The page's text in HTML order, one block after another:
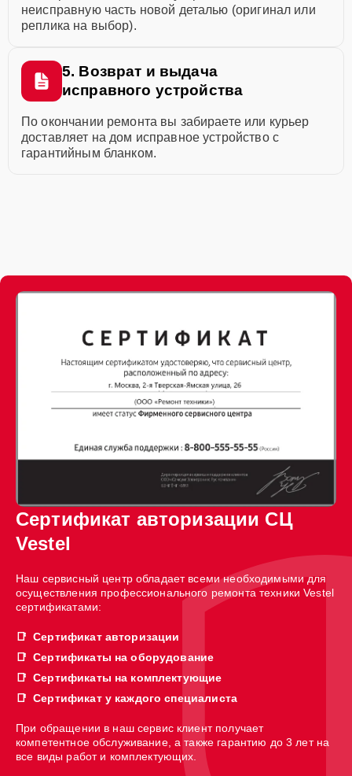
неисправную часть новой деталью (оригинал или
реплика на выбор).
5. Возврат и выдача
исправного устройства
По окончании ремонта вы забираете или курьер
доставляет на дом исправное устройство с
гарантийным бланком.
Сертификат авторизации СЦ
Vestel
Наш сервисный центр обладает всеми необходимыми для
осуществления профессионального ремонта техники Vestel
сертификатами:
Сертификат авторизации
Сертификаты на оборудование
Сертификаты на комплектующие
Сертификат у каждого специалиста
При обращении в наш сервис клиент получает
компетентное обслуживание, а также гарантию до 3 лет на
все виды работ и комплектующих.